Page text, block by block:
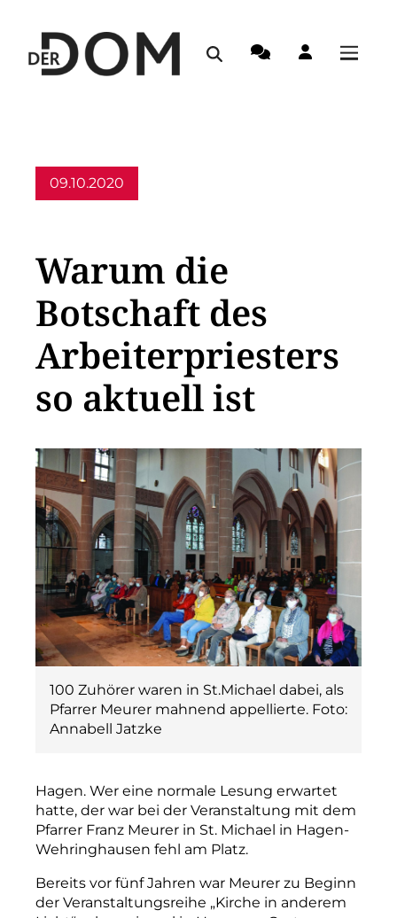
09.10.2020
Warum die
Botschaft des
Arbeiterpriesters
so aktuell ist
100 Zuhörer waren in St.Michael dabei, als
Pfarrer Meurer mahnend appellierte. Foto:
Annabell Jatzke
Hagen. Wer eine normale Lesung erwartet
hatte, der war bei der Veranstaltung mit dem
Pfarrer Franz Meurer in St. Michael in Hagen-
Wehringhausen fehl am Platz.
Bereits vor fünf Jahren war Meurer zu Beginn
der Veranstaltungsreihe „Kirche in anderem